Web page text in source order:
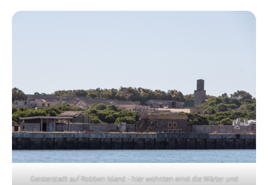
Geisterstadt auf Robben Island - hier wohnten einst die Wärter und